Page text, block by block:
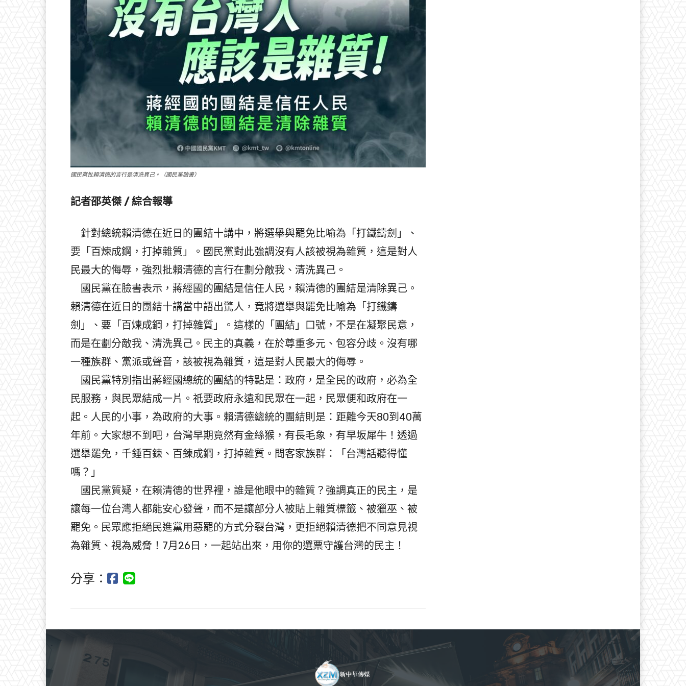
國民黨批賴清德的言行是清洗異己。（國民黨臉書）
記者邵英傑 / 綜合報導
針對總統賴清德在近日的團結十講中，將選舉與罷免比喻為「打鐵鑄劍」、
要「百煉成鋼，打掉雜質」。國民黨對此強調沒有人該被視為雜質，這是對人
民最大的侮辱，強烈批賴清德的言行在劃分敵我、清洗異己。
國民黨在臉書表示，蔣經國的團結是信任人民，賴清德的團結是清除異己。
賴清德在近日的團結十講當中語出驚人，竟將選舉與罷免比喻為「打鐵鑄
劍」、要「百煉成鋼，打掉雜質」。這樣的「團結」口號，不是在凝聚民意，
而是在劃分敵我、清洗異己。民主的真義，在於尊重多元、包容分歧。沒有哪
一種族群、黨派或聲音，該被視為雜質，這是對人民最大的侮辱。
國民黨特別指出蔣經國總統的團結的特點是：政府，是全民的政府，必為全
民服務，與民眾結成一片。祇要政府永遠和民眾在一起，民眾便和政府在一
起。人民的小事，為政府的大事。賴清德總統的團結則是：距離今天80到40萬
年前。大家想不到吧，台灣早期竟然有金絲猴，有長毛象，有早坂犀牛！透過
選舉罷免，千錘百鍊、百鍊成鋼，打掉雜質。問客家族群：「台灣話聽得懂
嗎？」
國民黨質疑，在賴清德的世界裡，誰是他眼中的雜質？強調真正的民主，是
讓每一位台灣人都能安心發聲，而不是讓部分人被貼上雜質標籤、被獵巫、被
罷免。民眾應拒絕民進黨用惡罷的方式分裂台灣，更拒絕賴清德把不同意見視
為雜質、視為威脅！7月26日，一起站出來，用你的選票守護台灣的民主！
分享：